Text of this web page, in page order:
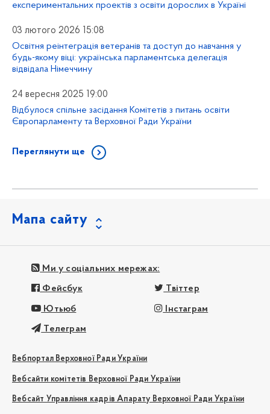
експериментальних проектів з освіти дорослих в Україні
03 лютого 2026 15:08
Освітня реінтеграція ветеранів та доступ до навчання у
будь-якому віці: українська парламентська делегація
відвідала Німеччину
24 вересня 2025 19:00
Відбулося спільне засідання Комітетів з питань освіти
Європарламенту та Верховної Ради України
Переглянути ще
Мапа сайту
Ми у соціальних мережах:
Фейсбук Твіттер
Ютьюб Інстаграм
Телеграм
Вебпортал Верховної Ради України
Вебсайти комітетів Верховної Ради України
Вебсайт Управління кадрів Апарату Верховної Ради України